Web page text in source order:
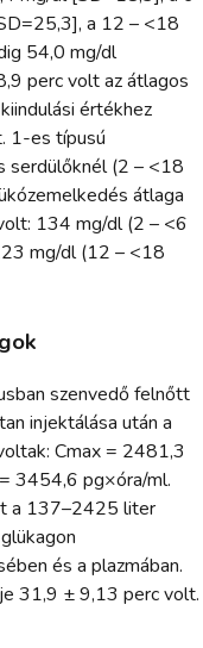
a 12 – <18
54,0 mg/dl
perc volt az átlagos
értékhez
1-es típusú
serdülőknél (2 – <18
átlaga
134 mg/dl (2 – <6
mg/dl (12 – <18
szenvedő felnőtt
injektálása után a
Cmax = 2481,3
3454,6 pg×óra/ml.
a 137–2425 liter
és a plazmában.
31,9 ± 9,13 perc volt.